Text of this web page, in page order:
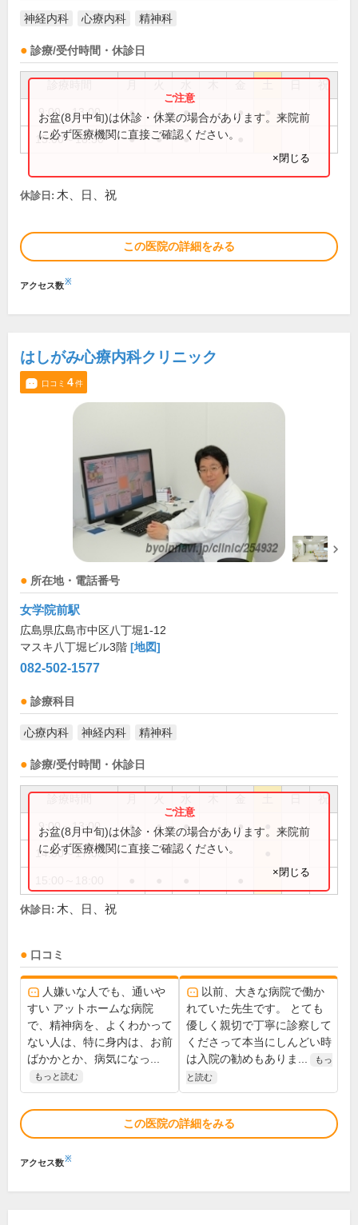
神経内科 心療内科 精神科
診療/受付時間・休診日
祝
9:00～13:00 ● ● ● ●
15:00～18:30 ● ● ●
お盆(8月中旬)は休診・休業の場合があります。来院前
に必ず医療機関に直接ご確認ください。
×閉じる
休診日: 木、日、祝
この医院の詳細をみる
アクセス数※
はしがみ心療内科クリニック
口コミ 4件
所在地・電話番号
女学院前駅
広島県広島市中区八丁堀1-12
マスキ八丁堀ビル3階 [地図]
082-502-1577
診療科目
心療内科 神経内科 精神科
診療/受付時間・休診日
祝
9:00～13:00 ● ● ● ●
14:00～17:00
お盆(8月中旬)は休診・休業の場合があります。来院前
に必ず医療機関に直接ご確認ください。
×閉じる
休診日: 木、日、祝
口コミ
人嫌いな人でも、通いや
すい アットホームな病院
で、精神病を、よくわかって
ない人は、特に身内は、お前
ばかかとか、病気になっ...
もっと読む
以前、大きな病院で働か
れていた先生です。 とても
優しく親切で丁寧に診察して
くださって本当にしんどい時
は入院の勧めもありま...
もっ
と読む
この医院の詳細をみる
アクセス数※